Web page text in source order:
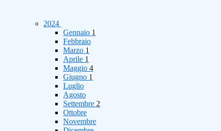
2024
Gennaio 1
Febbraio
Marzo 1
Aprile 1
Maggio 4
Giugno 1
Luglio
Agosto
Settembre 2
Ottobre
Novembre